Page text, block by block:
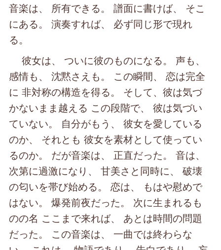
音楽は、 所有できる。 譜面に書けば、 そこ
にある。 演奏すれば、 必ず同じ形で現れ
る。
彼女は、 ついに彼のものになる。 声も、
感情も、 沈黙さえも。 この瞬間、 恋は完全
に 非対称の構造を得る。 そして、彼は気づ
かないまま越える この段階で、 彼は気づい
ていない。 自分がもう、 彼女を愛している
のか、 それとも 彼女を素材として使ってい
るのか。 だが音楽は、 正直だった。 音は、
次第に過激になり、 甘美さと同時に、 破壊
の匂いを帯び始める。 恋は、 もはや慰めで
はない。 爆発前夜だった。 次に生まれるも
のの名 ここまで来れば、 あとは時間の問題
だった。 この音楽は、 一曲では終わらな